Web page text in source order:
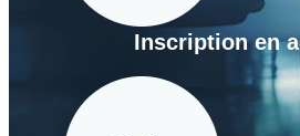
Inscription en